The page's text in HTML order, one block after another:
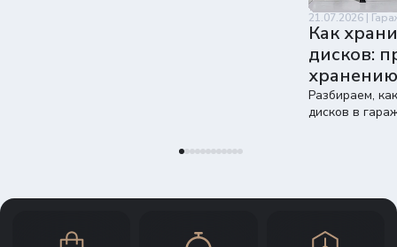
21.07.2026 |
Как
дисков:
хранению
Разбираем,
дисков в